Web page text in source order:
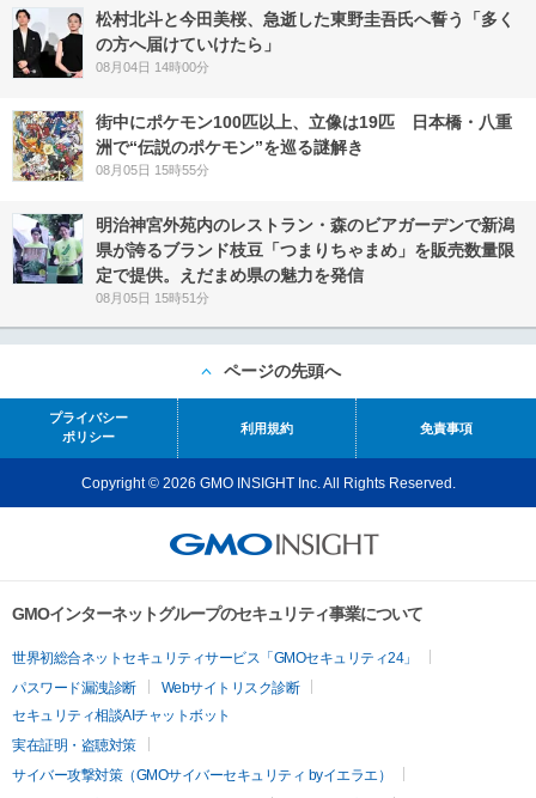
松村北斗と今田美桜、急逝した東野圭吾氏へ誓う「多く
の方へ届けていけたら」
08月04日 14時00分
街中にポケモン100匹以上、立像は19匹 日本橋・八重
洲で“伝説のポケモン”を巡る謎解き
08月05日 15時55分
明治神宮外苑内のレストラン・森のビアガーデンで新潟
県が誇るブランド枝豆「つまりちゃまめ」を販売数量限
定で提供。えだまめ県の魅力を発信
08月05日 15時51分
ページの先頭へ
プライバシー
ポリシー
利用規約 免責事項
Copyright © 2026 GMO INSIGHT Inc. All Rights Reserved.
GMOインターネットグループのセキュリティ事業について
世界初総合ネットセキュリティサービス「GMOセキュリティ24」
パスワード漏洩診断
Webサイトリスク診断
セキュリティ相談AIチャットボット
実在証明・盗聴対策
サイバー攻撃対策（GMOサイバーセキュリティ byイエラエ）